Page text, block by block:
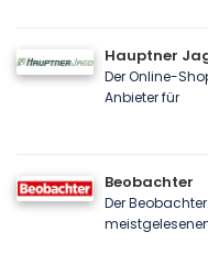
Hauptner
Der Online-
Anbieter für
Beobachter
Der